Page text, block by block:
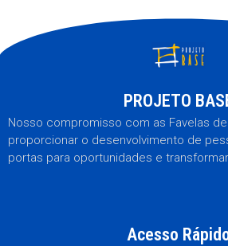
PROJETO
Nosso compromisso com as Favelas
proporcionar o desenvolvimento de
portas para oportunidades e transformar
Acesso